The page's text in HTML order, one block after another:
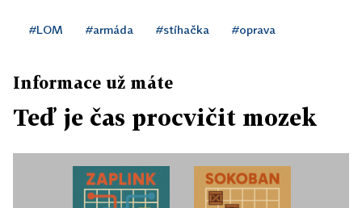
#LOM #armáda #stíhačka #oprava
Informace už máte
Teď je čas procvičit mozek